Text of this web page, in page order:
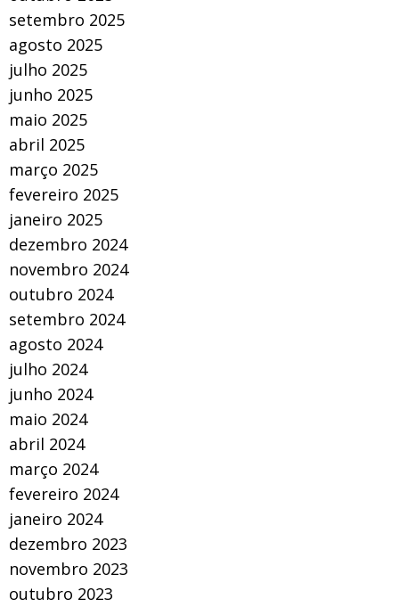
setembro 2025
agosto 2025
julho 2025
junho 2025
maio 2025
abril 2025
março 2025
fevereiro 2025
janeiro 2025
dezembro 2024
novembro 2024
outubro 2024
setembro 2024
agosto 2024
julho 2024
junho 2024
maio 2024
abril 2024
março 2024
fevereiro 2024
janeiro 2024
dezembro 2023
novembro 2023
outubro 2023